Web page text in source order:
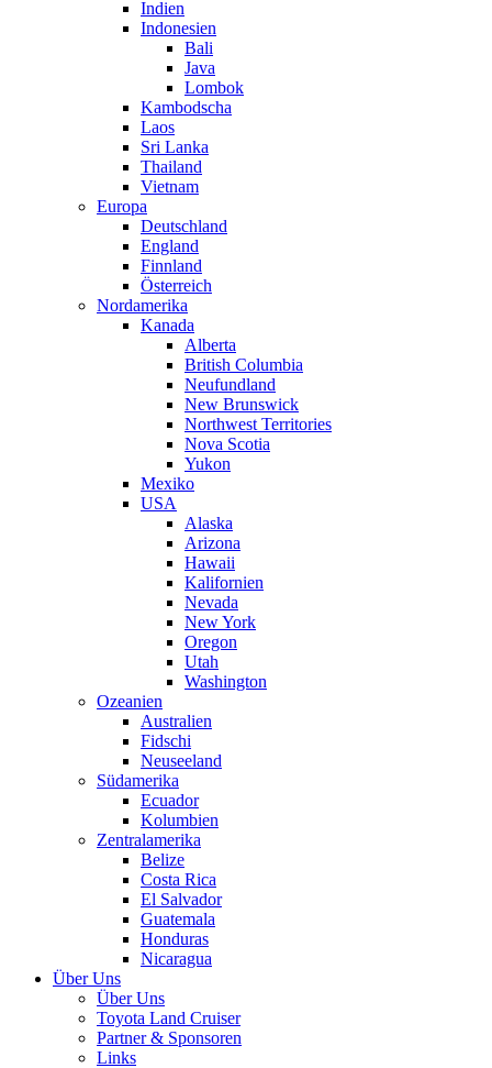
Indien
Indonesien
Bali
Java
Lombok
Kambodscha
Laos
Sri Lanka
Thailand
Vietnam
Europa
Deutschland
England
Finnland
Österreich
Nordamerika
Kanada
Alberta
British Columbia
Neufundland
New Brunswick
Northwest Territories
Nova Scotia
Yukon
Mexiko
USA
Alaska
Arizona
Hawaii
Kalifornien
Nevada
New York
Oregon
Utah
Washington
Ozeanien
Australien
Fidschi
Neuseeland
Südamerika
Ecuador
Kolumbien
Zentralamerika
Belize
Costa Rica
El Salvador
Guatemala
Honduras
Nicaragua
Über Uns
Über Uns
Toyota Land Cruiser
Partner & Sponsoren
Links